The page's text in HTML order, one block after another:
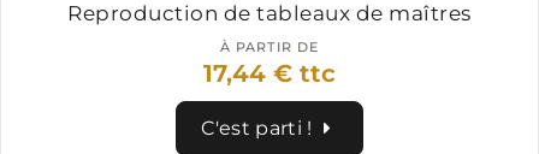
Reproduction de tableaux de maîtres
À PARTIR DE
17,44 € ttc
C'est parti !